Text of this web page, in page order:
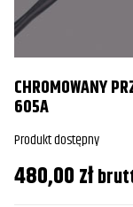
CHROMOWANY
605A
Produkt dostępny
480,00zł